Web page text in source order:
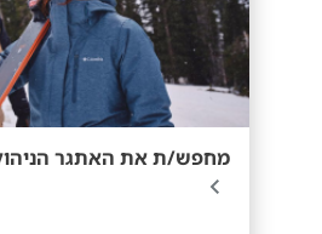
מחפש/ת את האתגר